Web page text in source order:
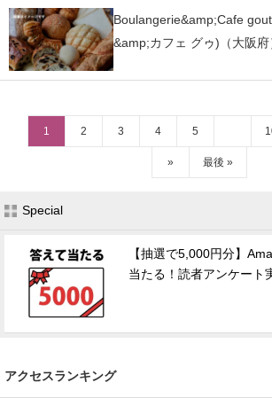
Boulangerie&amp;Cafe
&amp;カフェ グゥ)（大阪府
1 2 3 4 5
» 最後 »
Special
【抽選で5,000円分】
当たる！読者アンケート
アクセスランキング